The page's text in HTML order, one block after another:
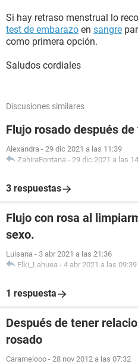
Si hay retraso menstrual lo
test de embarazo en sangre
como primera opción.
Saludos cordiales
Discusiones similares
Flujo rosado después
Alexandra - 29 dic 2021 a las 11:39
ZahiraFontana - 29 dic 2021 a las
3 respuestas
Flujo con rosa al
sexo.
Luisana - 3 abr 2021 a las 21:36
Elki_Lahuea - 4 abr 2021 a las 09:39
1 respuesta
Después de tener
rosado
Caramelooo - 28 nov 2012 a las 07:32